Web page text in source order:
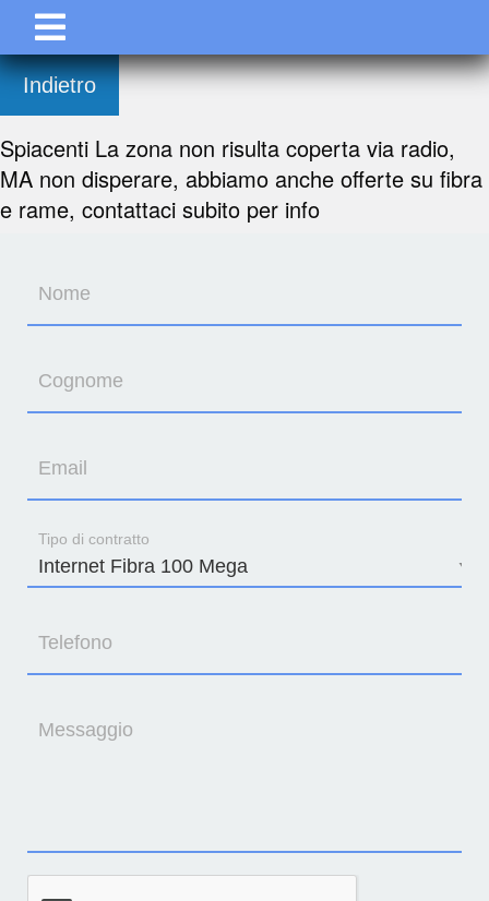
Indietro
Spiacenti La zona non risulta coperta via radio,
MA non disperare, abbiamo anche offerte su fibra
e rame, contattaci subito per info
Nome
Cognome
Email
Tipo di contratto
Telefono
Messaggio